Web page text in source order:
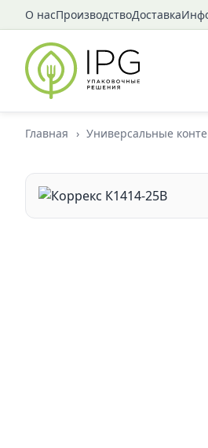
О насПроизводствоДоставка
Главная › Универсальные